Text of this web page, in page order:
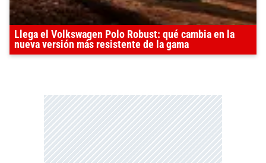
Llega el Volkswagen Polo Robust: qué cambia en la
nueva versión más resistente de la gama